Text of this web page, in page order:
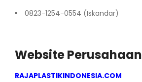
0823-1254-0554 (Iskandar)
Website Perusahaan
RAJAPLASTIKINDONESIA.COM